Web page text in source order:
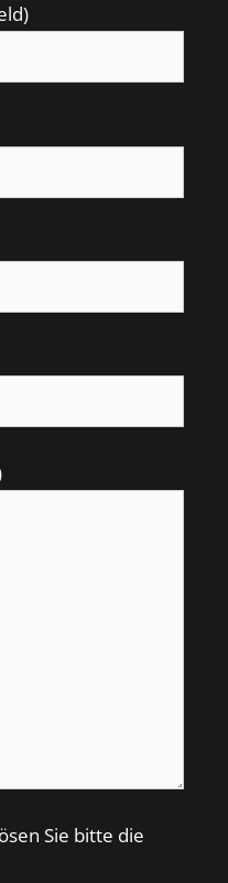
Sie bitte die